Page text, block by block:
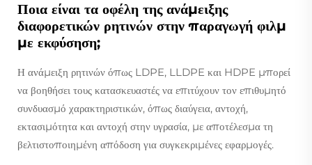
Ποια είναι τα οφέλη της ανάμειξης
διαφορετικών ρητινών στην παραγωγή φιλμ
με εκφύσηση;
Η ανάμειξη ρητινών όπως LDPE, LLDPE και HDPE μπορεί
να βοηθήσει τους κατασκευαστές να επιτύχουν τον επιθυμητό
συνδυασμό χαρακτηριστικών, όπως διαύγεια, αντοχή,
εκτασιμότητα και αντοχή στην υγρασία, με αποτέλεσμα τη
βελτιστοποιημένη απόδοση για συγκεκριμένες εφαρμογές.